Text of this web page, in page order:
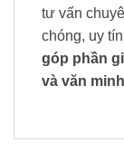
tư vấn
chóng, uy
góp phần
và văn